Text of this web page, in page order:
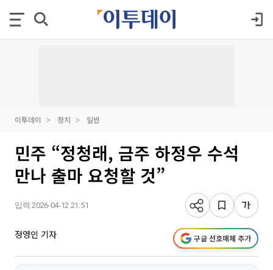
이투데이 정치 일반
민주 “정청래, 금주 하정우 수석
만나 출마 요청할 것”
입력 2026-04-12 21:51
정영인 기자 구글 선호매체 추가